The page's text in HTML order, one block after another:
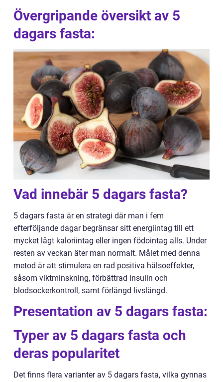
Övergripande översikt av 5
dagars fasta:
Vad innebär 5 dagars fasta?
5 dagars fasta är en strategi där man i fem
efterföljande dagar begränsar sitt energiintag till ett
mycket lågt kaloriintag eller ingen födointag alls. Under
resten av veckan äter man normalt. Målet med denna
metod är att stimulera en rad positiva hälsoeffekter,
såsom viktminskning, förbättrad insulin och
blodsockerkontroll, samt förlängd livslängd.
Presentation av 5 dagars fasta:
Typer av 5 dagars fasta och
deras popularitet
Det finns flera varianter av 5 dagars fasta, vilka gynnas